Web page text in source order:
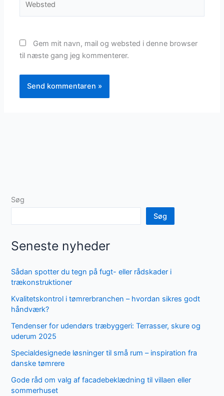
Gem mit navn, mail og websted i denne browser
til næste gang jeg kommenterer.
Søg
Søg
Seneste nyheder
Sådan spotter du tegn på fugt- eller rådskader i
trækonstruktioner
Kvalitetskontrol i tømrerbranchen – hvordan sikres godt
håndværk?
Tendenser for udendørs træbyggeri: Terrasser, skure og
uderum 2025
Specialdesignede løsninger til små rum – inspiration fra
danske tømrere
Gode råd om valg af facadebeklædning til villaen eller
sommerhuset